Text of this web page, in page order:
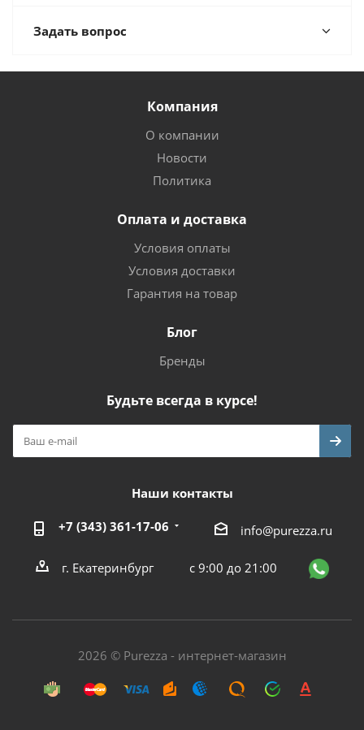
Задать вопрос
Компания
О компании
Новости
Политика
Оплата и доставка
Условия оплаты
Условия доставки
Гарантия на товар
Блог
Бренды
Будьте всегда в курсе!
Наши контакты
+7 (343) 361-17-06 info@purezza.ru
г. Екатеринбург с 9:00 до 21:00
2026 © Purezza - интернет-магазин